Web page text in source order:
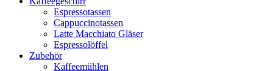
Espressotassen
Cappuccinotassen
Latte Macchiato Gläser
Espressolöffel
Zubehör
Kaffeemühlen